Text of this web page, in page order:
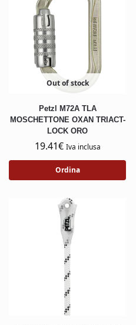
Out of stock
Petzl M72A TLA
MOSCHETTONE OXAN TRIACT-
LOCK ORO
19.41€ Iva inclusa
Ordina